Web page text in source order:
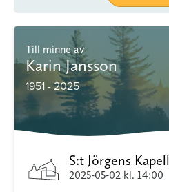
Till minne av
Karin Jansson
1951 - 2025
S:t Jörgens Kapell
2025-05-02 kl. 14:00